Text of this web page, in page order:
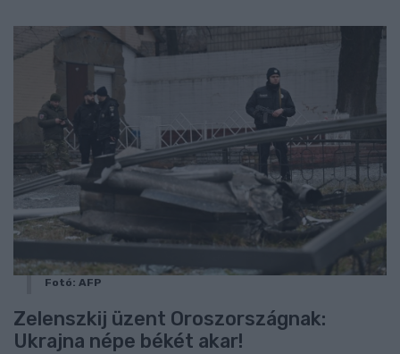
Fotó: AFP
Zelenszkij üzent Oroszországnak:
Ukrajna népe békét akar!